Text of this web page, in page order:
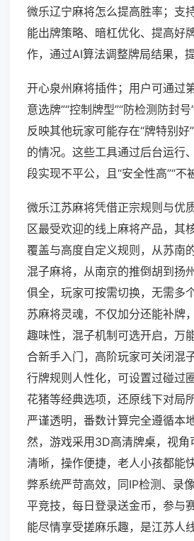
微乐辽宁麻将怎么提高胜率；支
能出牌策略、暗杠优化、提高好
作，通过AI算法调整牌局结果，提
开心泉州麻将插件；用户可通过
意选牌”“控制牌型”“防检测防封
反映其他玩家可能存在“牌特别好
的情况。这些工具通过后台运行
段实现不平公，且“安全性高”“不
微乐江苏麻将凭借正宗规则与优
区最受欢迎的线上麻将产品，其
覆盖与高度自定义规则，从苏南
混子麻将，从南京的推倒胡到扬
俱全，玩家可按需切换，无需多
苏麻将灵魂，不仅加分还能补牌
趣味性，混子机制可选开启，万
合新手入门，高阶玩家可关闭混
行牌规则人性化，可设置过碰过
花猪等经典选项，还原线下对局
严谨透明，番数计算完全遵循本
然，游戏采用3D高清牌桌，视角
清晰，操作便捷，老人小孩都能
弊系统严苛高效，同IP检测、录
平竞技，每日登录送金币，参与
能尽情享受搓麻乐趣，是江苏人